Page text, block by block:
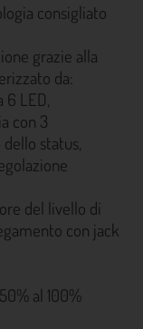
consigliato
grazie alla
da:
6 LED,
con 3
status,
del livello di
con jack
al 100%